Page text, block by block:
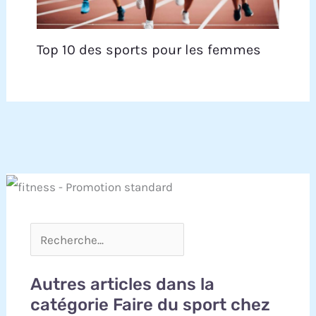
Top 10 des sports pour les femmes
Autres articles dans la
catégorie Faire du sport chez